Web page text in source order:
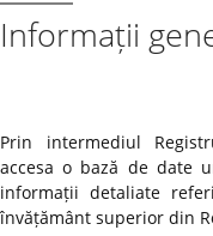
Informații
Prin intermediul
accesa o bază de date
informații detaliate
învățământ superior din